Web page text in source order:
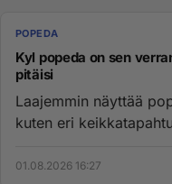
POPEDA
Kyl popeda on sen
pitäisi
Laajemmin näyttää
kuten eri
01.08.2026 16:27